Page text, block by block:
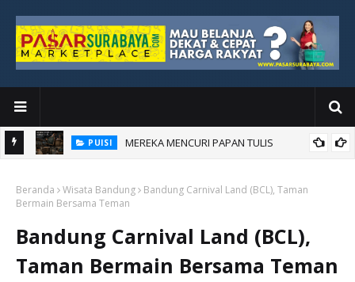
PUISI MEREKA MENCURI PAPAN TULIS
Beranda Wisata Bandung
Bandung Carnival Land (BCL), Taman
Bermain Bersama Teman
Bandung Carnival Land (BCL),
Taman Bermain Bersama Teman